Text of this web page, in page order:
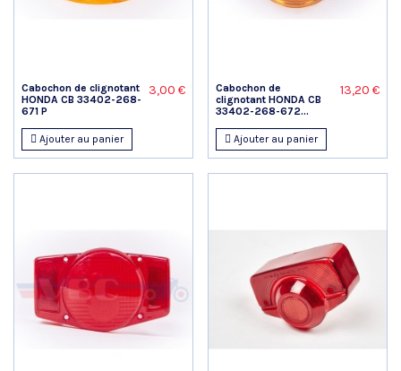
Cabochon de clignotant
HONDA CB 33402-268-
671 P
3,00 €
Ajouter au panier
Cabochon de
clignotant HONDA CB
33402-268-672...
13,20 €
Ajouter au panier